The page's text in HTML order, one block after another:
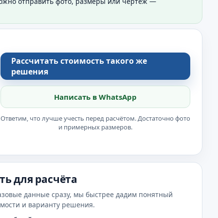
Рассчитать стоимость такого же
решения
Написать в WhatsApp
Ответим, что лучше учесть перед расчётом. Достаточно фото
и примерных размеров.
для расчёта
данные сразу, мы быстрее дадим понятный
и варианту решения.